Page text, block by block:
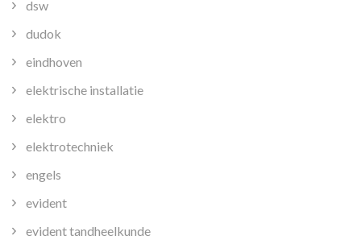
dsw
dudok
eindhoven
elektrische installatie
elektro
elektrotechniek
engels
evident
evident tandheelkunde